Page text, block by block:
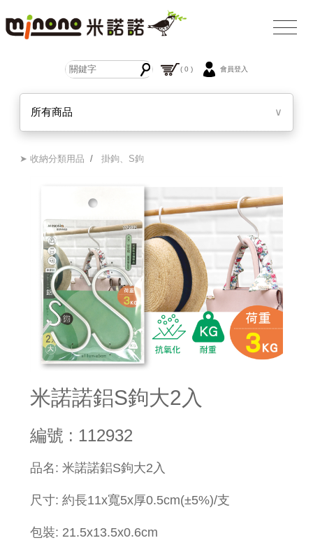
( 0 ) 會員登入
所有商品 ∨
➤ 收納分類用品 /掛鉤、S鉤
米諾諾鋁S鉤大2入
編號 : 112932
​品名: 米諾諾鋁S鉤大2入
尺寸: 約長11x寬5x厚0.5cm(±5%)/支
包裝: 21.5x13.5x0.6cm